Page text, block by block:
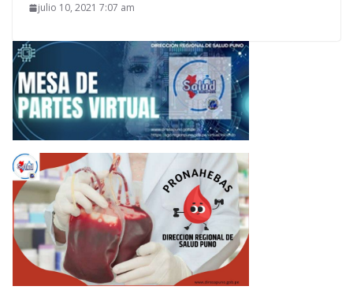
julio 10, 2021 7:07 am